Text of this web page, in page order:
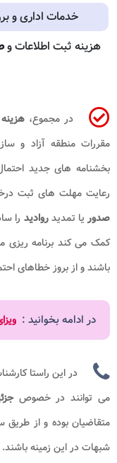
خدمات اداری و
هزینه ثبت اطلاعات و
در مجموع،
مقررات منطقه آزاد و
بخشنامه های جدید
رعایت مهلت های ثبت
صدوریا تمدیدروادید را
کمک می کند برنامه ریزی
باشند و از بروز خطاهای
در ادامه بخوانید :
در این راستا
می توانند در خصوص
متقاضیان بوده و از طریق
شبهات در این زمینه